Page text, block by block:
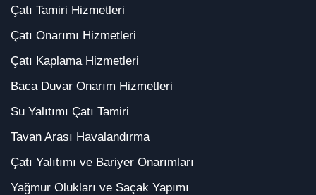
Çatı Tamiri Hizmetleri
Çatı Onarımı Hizmetleri
Çatı Kaplama Hizmetleri
Baca Duvar Onarım Hizmetleri
Su Yalıtımı Çatı Tamiri
Tavan Arası Havalandırma
Çatı Yalıtımı ve Bariyer Onarımları
Yağmur Olukları ve Saçak Yapımı